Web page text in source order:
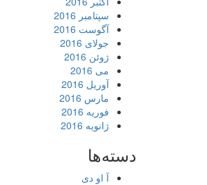
سپتامبر 2016
آگوست 2016
جولای 2016
ژوئن 2016
می 2016
آوریل 2016
مارس 2016
فوریه 2016
ژانویه 2016
دسته‌ها
آ او دی